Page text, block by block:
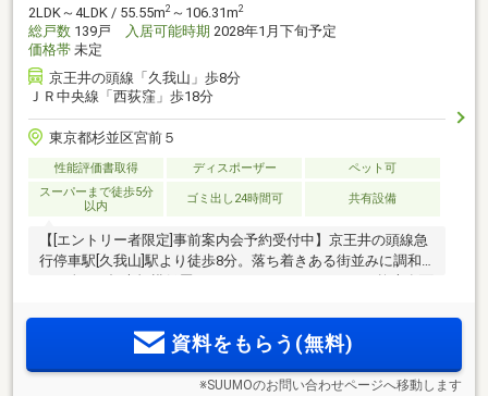
2LDK～4LDK / 55.55m2 ～106.31m2
総戸数 139戸 入居可能時期 2028年1月下旬予定
価格帯 未定
京王井の頭線「久我山」歩8分
ＪＲ中央線「西荻窪」歩18分
東京都杉並区宮前５
性能評価書取得 ディスポーザー
ペット可
スーパーまで徒歩5分
以内
ゴミ出し24時間可 共有設備
【[エントリー者限定]事前案内会予約受付中】京王井の頭線急
行停車駅[久我山]駅より徒歩8分。落ち着きある街並みに調和
ZEH水準と低炭素建築物認定をダブルで取得。高い断熱性と省
エネ性能を有した上質な邸宅資料をもらう(無料)
※SUUMOのお問い合わせページへ移動します